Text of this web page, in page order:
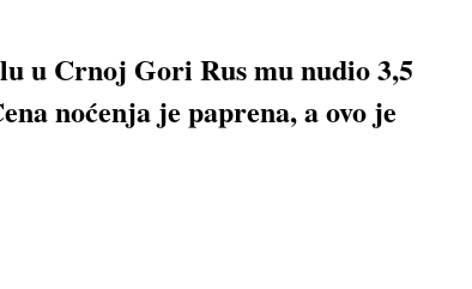
u Crnoj Gori Rus mu nudio 3,5
noćenja je paprena, a ovo je